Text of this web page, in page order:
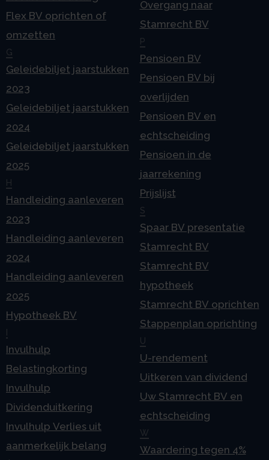
Flex BV oprichten of
omzetten
G
Geleidebiljet jaarstukken
2023
Geleidebiljet jaarstukken
2024
Geleidebiljet jaarstukken
2025
H
Handleiding aanleveren
2023
Handleiding aanleveren
2024
Handleiding aanleveren
2025
Hypotheek BV
Invulhulp
Belastingkorting
Invulhulp
Dividenduitkering
Invulhulp Verlies uit
aanmerkelijk belang
Overgang naar
Stamrecht BV
P
Pensioen BV
Pensioen BV bij
overlijden
Pensioen BV en
echtscheiding
Pensioen in de
jaarrekening
Prijslijst
S
Spaar BV presentatie
Stamrecht BV
Stamrecht BV
hypotheek
Stamrecht BV oprichten
Stappenplan oprichting
U
U-rendement
Uitkeren van dividend
Uw Stamrecht BV en
echtscheiding
W
Waardering tegen 4%